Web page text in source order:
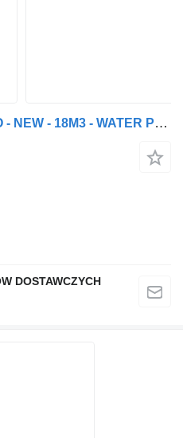
Kadussis CRV2000 STECO - NEW - 18M3 - WATER PRESSURE
DOSTAWCZYCH